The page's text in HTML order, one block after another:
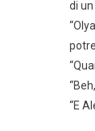
di
“E